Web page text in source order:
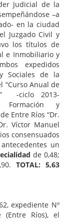
Judicial de la
–a
en la ciudad
Juzgado Civil y
los títulos de
e Inmobiliario y
expedidos
Sociales de la
“Curso Anual de
-ciclo 2013-
y
Entre Ríos “Dr.
Víctor Manuel
consensuados
un
de 0,48;
TOTAL: 5,63
expediente Nº
Ríos), el